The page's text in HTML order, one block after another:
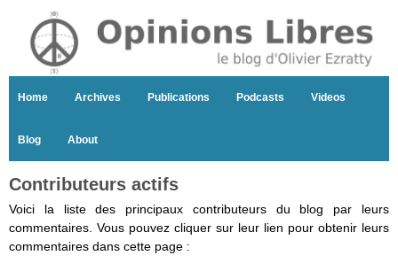
Home Archives Publications Podcasts Videos
Blog About
Contributeurs actifs
Voici la liste des principaux contributeurs du blog par leurs
commentaires. Vous pouvez cliquer sur leur lien pour obtenir leurs
commentaires dans cette page :